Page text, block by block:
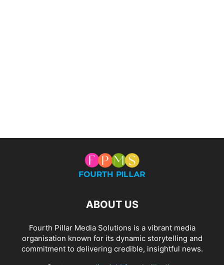
ABOUT US
Fourth Pillar Media Solutions is a vibrant media
organisation known for its dynamic storytelling and
commitment to delivering credible, insightful news.